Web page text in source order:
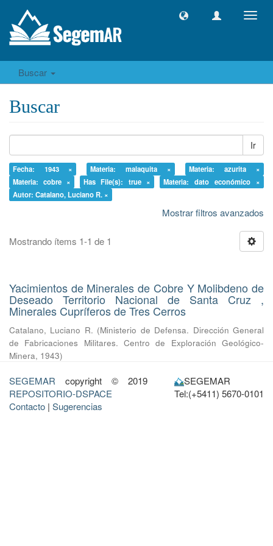
Buscar
Buscar
Ir
Fecha: 1943 × Materia: malaquita ×
Materia: azurita ×
Materia: cobre ×
Has File(s): true ×
Materia: dato económico ×
Autor: Catalano, Luciano R. ×
Mostrar filtros avanzados
Mostrando ítems 1-1 de 1
Yacimientos de Minerales de Cobre Y Molibdeno de
Deseado Territorio Nacional de Santa Cruz ,
Minerales Cupríferos de Tres Cerros
Catalano, Luciano R. (Ministerio de Defensa. Dirección General
de Fabricaciones Militares. Centro de Exploración Geológico-
Minera, 1943)
SEGEMAR copyright © 2019
REPOSITORIO-DSPACE
Contacto | Sugerencias
SEGEMAR
Tel:(+5411) 5670-0101